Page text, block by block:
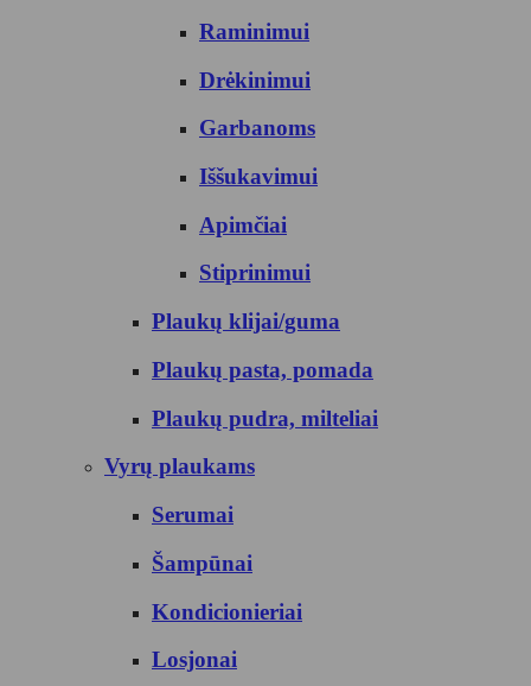
Raminimui
Drėkinimui
Garbanoms
Iššukavimui
Apimčiai
Stiprinimui
Plaukų klijai/guma
Plaukų pasta, pomada
Plaukų pudra, milteliai
Vyrų plaukams
Serumai
Šampūnai
Kondicionieriai
Losjonai